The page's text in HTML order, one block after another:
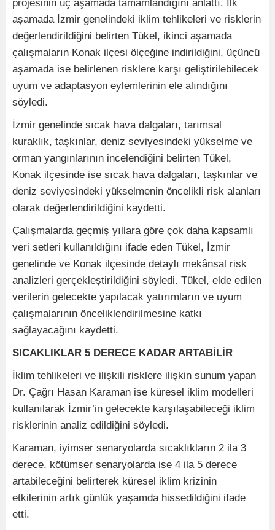
projesinin üç aşamada tamamlandığını anlattı. İlk
aşamada İzmir genelindeki iklim tehlikeleri ve risklerin
değerlendirildiğini belirten Tükel, ikinci aşamada
çalışmaların Konak ilçesi ölçeğine indirildiğini, üçüncü
aşamada ise belirlenen risklere karşı geliştirilebilecek
uyum ve adaptasyon eylemlerinin ele alındığını
söyledi.
İzmir genelinde sıcak hava dalgaları, tarımsal
kuraklık, taşkınlar, deniz seviyesindeki yükselme ve
orman yangınlarının incelendiğini belirten Tükel,
Konak ilçesinde ise sıcak hava dalgaları, taşkınlar ve
deniz seviyesindeki yükselmenin öncelikli risk alanları
olarak değerlendirildiğini kaydetti.
Çalışmalarda geçmiş yıllara göre çok daha kapsamlı
veri setleri kullanıldığını ifade eden Tükel, İzmir
genelinde ve Konak ilçesinde detaylı mekânsal risk
analizleri gerçekleştirildiğini söyledi. Tükel, elde edilen
verilerin gelecekte yapılacak yatırımların ve uyum
çalışmalarının önceliklendirilmesine katkı
sağlayacağını kaydetti.
SICAKLIKLAR 5 DERECE KADAR ARTABİLİR
İklim tehlikeleri ve ilişkili risklere ilişkin sunum yapan
Dr. Çağrı Hasan Karaman ise küresel iklim modelleri
kullanılarak İzmir’in gelecekte karşılaşabileceği iklim
risklerinin analiz edildiğini söyledi.
Karaman, iyimser senaryolarda sıcaklıkların 2 ila 3
derece, kötümser senaryolarda ise 4 ila 5 derece
artabileceğini belirterek küresel iklim krizinin
etkilerinin artık günlük yaşamda hissedildiğini ifade
etti.